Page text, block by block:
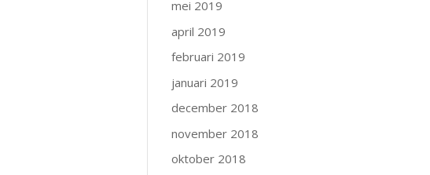
mei 2019
april 2019
februari 2019
januari 2019
december 2018
november 2018
oktober 2018